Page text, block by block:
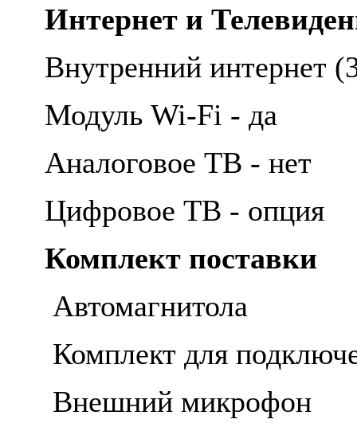
Интернет и
Внутренний интернет
Модуль Wi-Fi - да
Аналоговое ТВ - нет
Цифровое ТВ - опция
Комплект поставки
Автомагнитола
Комплект для
Внешний микрофон